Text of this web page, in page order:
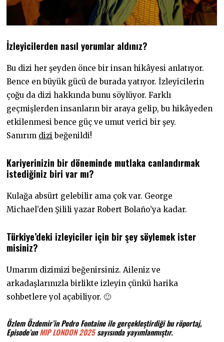
İzleyicilerden nasıl yorumlar aldınız?
Bu dizi her şeyden önce bir insan hikâyesi anlatıyor.
Bence en büyük gücü de burada yatıyor. İzleyicilerin
çoğu da dizi hakkında bunu söylüyor. Farklı
geçmişlerden insanların bir araya gelip, bu hikâyeden
etkilenmesi bence güç ve umut verici bir şey.
Sanırım dizi beğenildi!
Kariyerinizin bir döneminde mutlaka canlandırmak
istediğiniz biri var mı?
Kulağa absürt gelebilir ama çok var. George
Michael’den Şilili yazar Robert Bolaño’ya kadar.
Türkiye’deki izleyiciler için bir şey söylemek ister
misiniz?
Umarım dizimizi beğenirsiniz. Aileniz ve
arkadaşlarınızla birlikte izleyin çünkü harika
sohbetlere yol açabiliyor. 🙂
Özlem Özdemir’in Pedro Fontaine ile gerçekleştirdiği bu röportaj,
Episode’unMIP LONDON 2025sayısında yayımlanmıştır.